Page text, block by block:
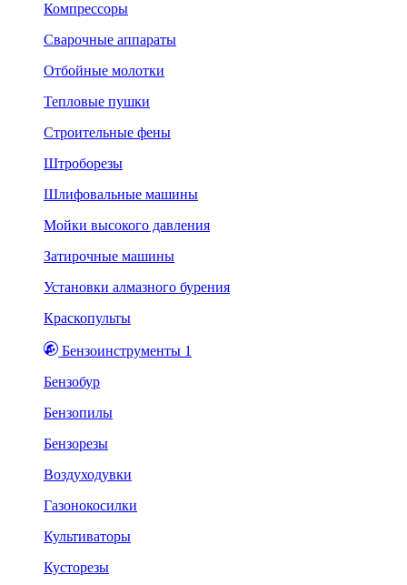
Компрессоры
Сварочные аппараты
Отбойные молотки
Тепловые пушки
Строительные фены
Штроборезы
Шлифовальные машины
Мойки высокого давления
Затирочные машины
Установки алмазного бурения
Краскопульты
Бензоинструменты 1
Бензобур
Бензопилы
Бензорезы
Воздуходувки
Газонокосилки
Культиваторы
Кусторезы